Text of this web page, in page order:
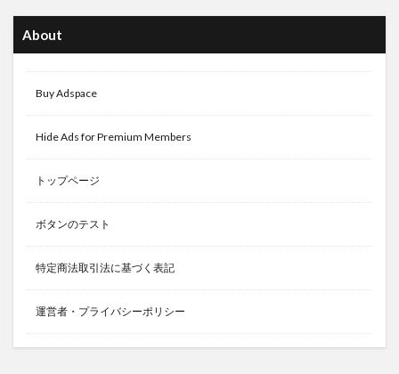
About
Buy Adspace
Hide Ads for Premium Members
トップページ
ボタンのテスト
特定商法取引法に基づく表記
運営者・プライバシーポリシー